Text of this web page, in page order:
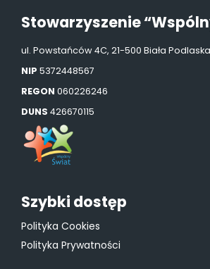
Stowarzyszenie
ul. Powstańców 4C, 21-500 Biała Podlaska
NIP 5372448567
REGON 060226246
DUNS 426670115
Szybki dostęp
Polityka Cookies
Polityka Prywatności